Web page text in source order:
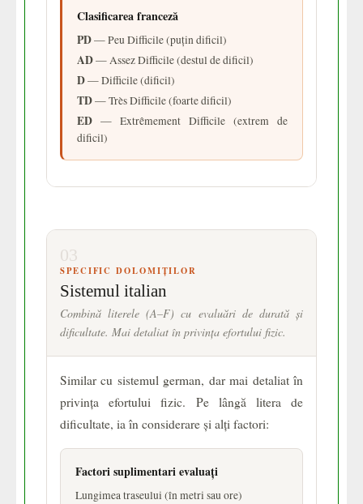
Clasificarea franceză
PD— Peu Difficile (puțin dificil)
AD— Assez Difficile (destul de dificil)
D— Difficile (dificil)
TD— Très Difficile (foarte dificil)
ED — Extrêmement Difficile (extrem de
dificil)
03
SPECIFIC DOLOMIȚILOR
Sistemul italian
Combină literele (A–F) cu evaluări de durată și
dificultate. Mai detaliat în privința efortului fizic.
Similar cu sistemul german, dar mai detaliat în
privința efortului fizic. Pe lângă litera de
dificultate, ia în considerare și alți factori:
Factori suplimentari evaluați
Lungimea traseului (în metri sau ore)